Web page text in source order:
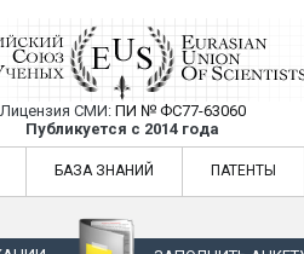
Союз Ученых —
Лицензия СМИ: ПИ № ФС77-63060
Публикуется с 2014 года
— публикация научных
БАЗА ЗНАНИЙ ПАТЕНТЫ